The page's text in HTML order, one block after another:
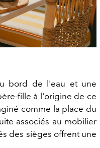
bord de l'eau et une
fille à l'origine de ce
comme la place du
associés au mobilier
des sièges offrent une